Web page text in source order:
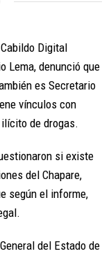
Digital
Lema, denunció que
es Secretario
vínculos con
de drogas.
si existe
del Chapare,
según el informe,
del Estado de